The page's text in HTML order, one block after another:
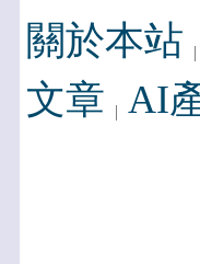
關於本站
文章 AI